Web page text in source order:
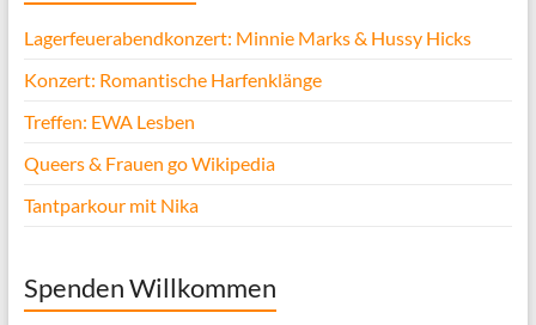
Lagerfeuerabendkonzert: Minnie Marks & Hussy Hicks
Konzert: Romantische Harfenklänge
Treffen: EWA Lesben
Queers & Frauen go Wikipedia
Tantparkour mit Nika
Spenden Willkommen